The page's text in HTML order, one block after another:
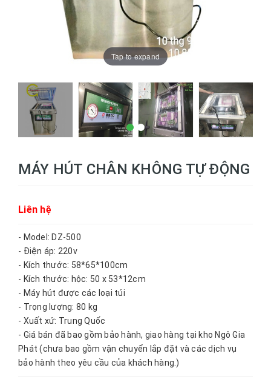
Tap to expand
MÁY HÚT CHÂN KHÔNG TỰ ĐỘNG
Liên hệ
- Model: DZ-500
- Điện áp: 220v
- Kích thước: 58*65*100cm
- Kích thước: hộc: 50 x 53*12cm
- Máy hút được các loại túi
- Trọng lượng: 80 kg
- Xuất xứ: Trung Quốc
- Giá bán đã bao gồm bảo hành, giao hàng tại kho Ngô Gia
Phát (chưa bao gồm vận chuyển lắp đặt và các dịch vụ
bảo hành theo yêu cầu của khách hàng.)